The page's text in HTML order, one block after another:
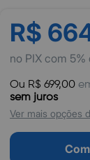
R$
no PIX com
Ou R$ 699,00
sem juros
Ver mais opções